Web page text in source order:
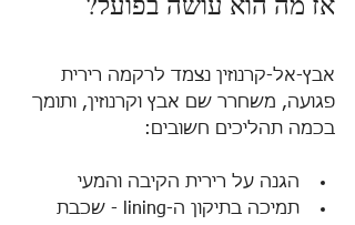
אבץ-אל-קרנוזין נצמד לרקמה רירית
פגועה, משחרר שם אבץ וקרנוזין, ותומך
בכמה תהליכים חשובים:
הגנה על רירית הקיבה והמעי
תמיכה בתיקון ה-lining - שכבת